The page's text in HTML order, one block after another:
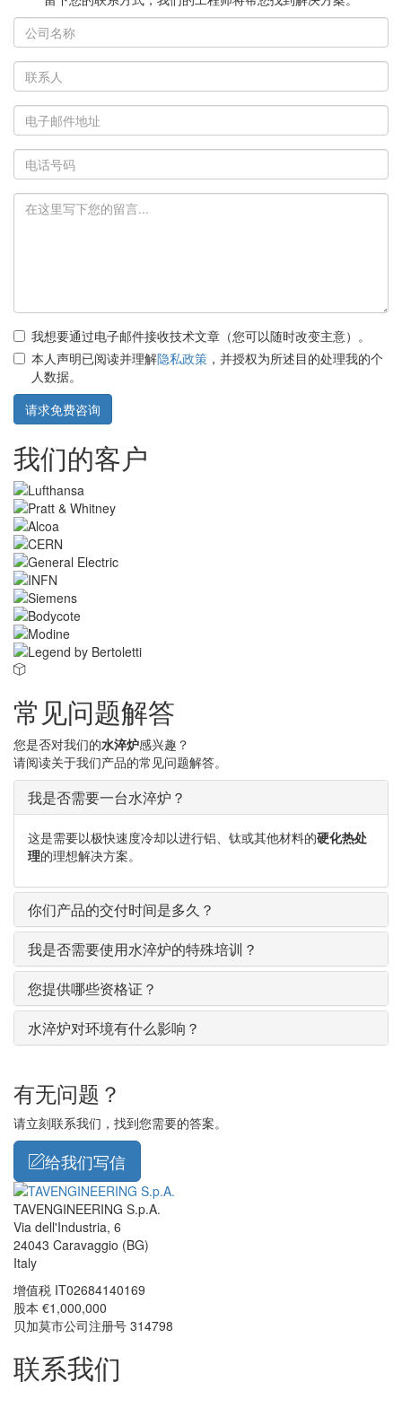
我想要通过电子邮件接收技术文章（您可以随时改变主意）。
本人声明已阅读并理解隐私政策 ，并授权为所述目的处理我的个
人数据。
请求免费咨询
我们的客户
常见问题解答
您是否对我们的水淬炉感兴趣？
请阅读关于我们产品的常见问题解答。
我是否需要一台水淬炉？
这是需要以极快速度冷却以进行铝、钛或其他材料的硬化热处
理的理想解决方案。
你们产品的交付时间是多久？
我是否需要使用水淬炉的特殊培训？
您提供哪些资格证？
水淬炉对环境有什么影响？
有无问题？
请立刻联系我们，找到您需要的答案。
给我们写信
TAVENGINEERING S.p.A.
Via dell'Industria, 6
24043 Caravaggio (BG)
Italy
增值税 IT02684140169
股本 €1,000,000
贝加莫市公司注册号 314798
联系我们